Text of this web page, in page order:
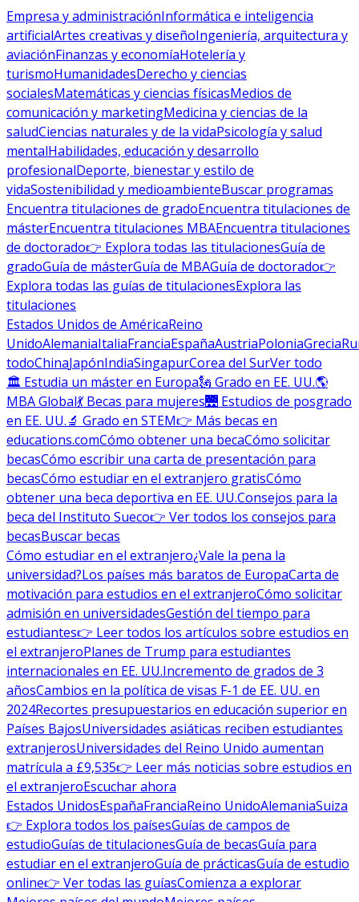
Empresa y administraciónInformática e inteligencia
artificialArtes creativas y diseñoIngeniería, arquitectura y
aviaciónFinanzas y economíaHotelería y
turismoHumanidadesDerecho y ciencias
socialesMatemáticas y ciencias físicasMedios de
comunicación y marketingMedicina y ciencias de la
saludCiencias naturales y de la vidaPsicología y salud
mentalHabilidades, educación y desarrollo
profesionalDeporte, bienestar y estilo de
vidaSostenibilidad y medioambienteBuscar programas
Encuentra titulaciones de gradoEncuentra titulaciones de
másterEncuentra titulaciones MBAEncuentra titulaciones
de doctorado👉 Explora todas las titulacionesGuía de
gradoGuía de másterGuía de MBAGuía de doctorado👉
Explora todas las guías de titulacionesExplora las
titulaciones
Estados Unidos de AméricaReino
UnidoAlemaniaItaliaFranciaEspañaAustriaPoloniaGrecia
todoChinaJapónIndiaSingapurCorea del SurVer todo
🏛 Estudia un máster en Europa🗽 Grado en EE. UU.🌎
MBA Global💃 Becas para mujeres🌉 Estudios de posgrado
en EE. UU.🔬 Grado en STEM👉 Más becas en
educations.comCómo obtener una becaCómo solicitar
becasCómo escribir una carta de presentación para
becasCómo estudiar en el extranjero gratisCómo
obtener una beca deportiva en EE. UU.Consejos para la
beca del Instituto Sueco👉 Ver todos los consejos para
becasBuscar becas
Cómo estudiar en el extranjero¿Vale la pena la
universidad?Los países más baratos de EuropaCarta de
motivación para estudios en el extranjeroCómo solicitar
admisión en universidadesGestión del tiempo para
estudiantes👉 Leer todos los artículos sobre estudios en
el extranjeroPlanes de Trump para estudiantes
internacionales en EE. UU.Incremento de grados de 3
añosCambios en la política de visas F-1 de EE. UU. en
2024Recortes presupuestarios en educación superior en
Países BajosUniversidades asiáticas reciben estudiantes
extranjerosUniversidades del Reino Unido aumentan
matrícula a £9,535👉 Leer más noticias sobre estudios en
el extranjeroEscuchar ahora
Estados UnidosEspañaFranciaReino UnidoAlemaniaSuiza
👉 Explora todos los paísesGuías de campos de
estudioGuías de titulacionesGuía de becasGuía para
estudiar en el extranjeroGuía de prácticasGuía de estudio
online👉 Ver todas las guíasComienza a explorar